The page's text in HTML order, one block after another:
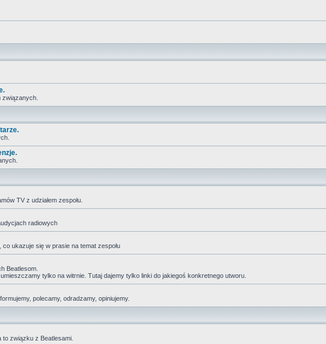
TV z udziałem zespołu.
radiowych
ukazuje się w prasie na temat zespołu
Beatlesom.
tylko na witrnie. Tutaj dajemy tylko linki do jakiegoś konkretnego utworu.
polecamy, odradzamy, opiniujemy.
związku z Beatlesami.